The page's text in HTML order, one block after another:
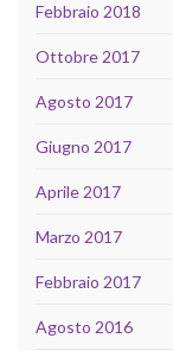
Febbraio 2018
Ottobre 2017
Agosto 2017
Giugno 2017
Aprile 2017
Marzo 2017
Febbraio 2017
Agosto 2016